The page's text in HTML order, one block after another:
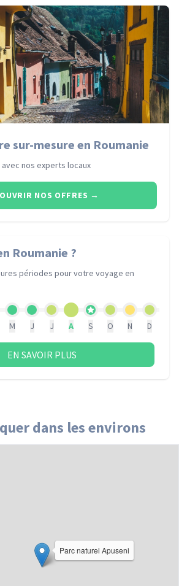
sur-mesure en Roumanie
nos experts locaux
NOS OFFRES →
Roumanie ?
périodes pour votre voyage en
M J J A S O N D
EN SAVOIR PLUS
dans les environs
Parc naturel Apuseni